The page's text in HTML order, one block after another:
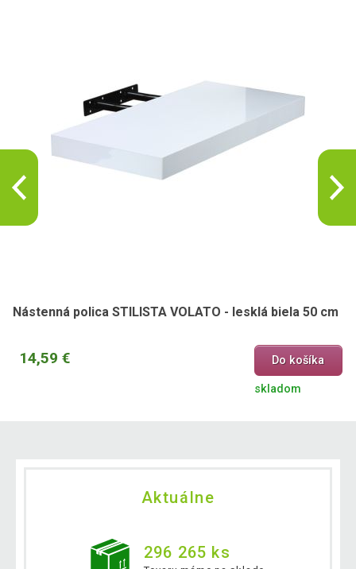
Nástenná polica STILISTA VOLATO - lesklá biela 50 cm
14,59 € Do košíka
skladom
Aktuálne
296 265 ks